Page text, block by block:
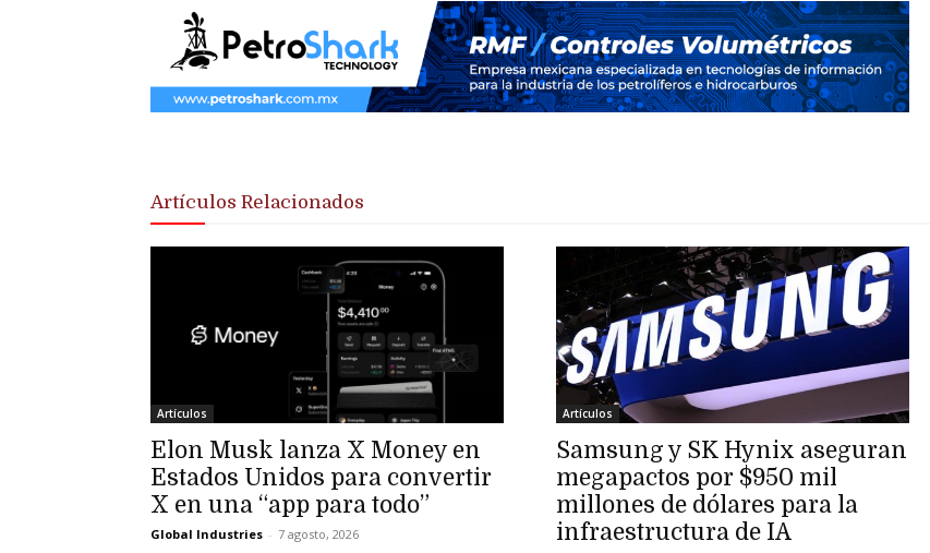
Artículos Relacionados
Artículos
Elon Musk lanza X Money en
Estados Unidos para convertir
X en una “app para todo”
Global Industries - 7 agosto, 2026
Artículos
Samsung y SK Hynix aseguran
megapactos por $950 mil
millones de dólares para la
infraestructura de IA